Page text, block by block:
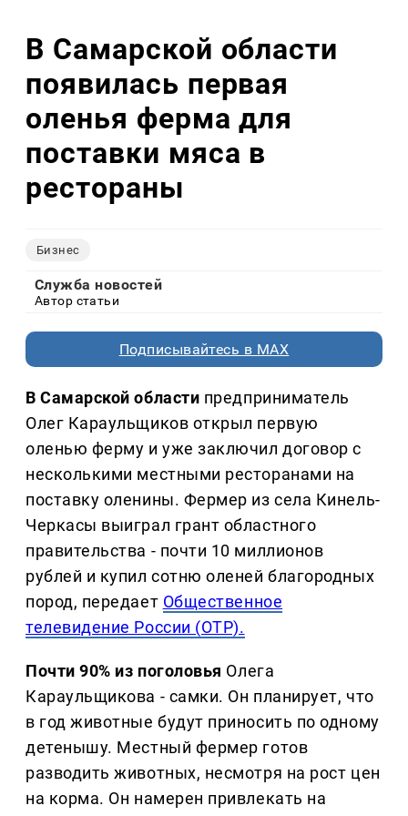
В Самарской области
появилась первая
оленья ферма для
поставки мяса в
рестораны
Бизнес
Служба новостей
Автор статьи
Подписывайтесь в MAX
В Самарской области предприниматель
Олег Караульщиков открыл первую
оленью ферму и уже заключил договор с
несколькими местными ресторанами на
поставку оленины. Фермер из села Кинель-
Черкасы выиграл грант областного
правительства - почти 10 миллионов
рублей и купил сотню оленей благородных
пород, передает Общественное
телевидение России (ОТР).
Почти 90% из поголовья Олега
Караульщикова - самки. Он планирует, что
в год животные будут приносить по одному
детенышу. Местный фермер готов
разводить животных, несмотря на рост цен
на корма. Он намерен привлекать на